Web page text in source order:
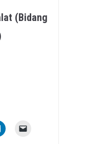
(Bidang